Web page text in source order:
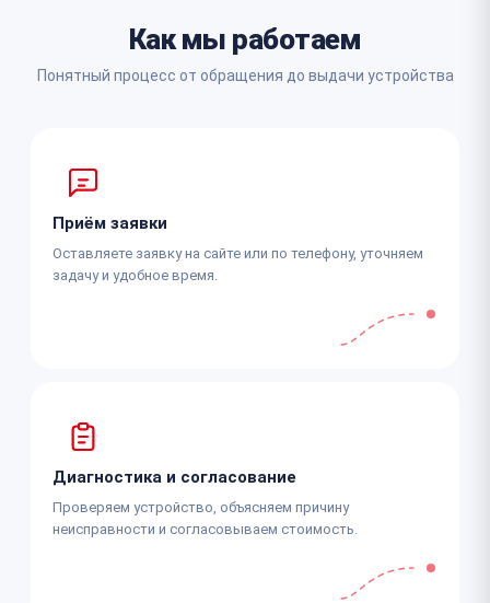
Как мы работаем
Понятный процесс от обращения до выдачи устройства
Приём заявки
Оставляете заявку на сайте или по телефону, уточняем
задачу и удобное время.
Диагностика и согласование
Проверяем устройство, объясняем причину
неисправности и согласовываем стоимость.